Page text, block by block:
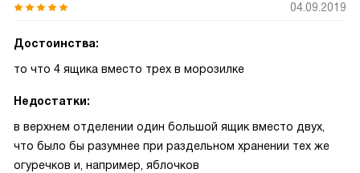
04.09.2019
Достоинства:
то что 4 ящика вместо трех в морозилке
Недостатки:
в верхнем отделении один большой ящик вместо двух,
что было бы разумнее при раздельном хранении тех же
огуречков и, например, яблочков